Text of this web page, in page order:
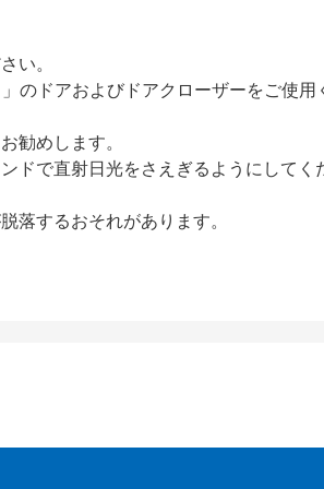
い。
のドアおよびドアクローザーをご使用
勧めします。
で直射日光をさえぎるようにしてく
するおそれがあります。